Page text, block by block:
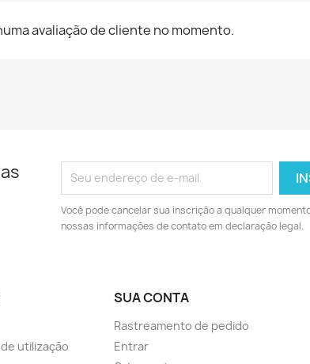
avaliação de cliente no momento.
Você pode cancelar sua inscrição a qualquer
nossas informações de contato em declaração legal.
utilização
SUA CONTA
Rastreamento de pedido
Entrar